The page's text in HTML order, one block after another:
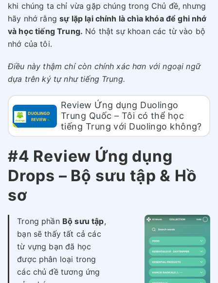
khi chúng ta chỉ vừa gặp chúng trong Chủ đề, nhưng
hãy nhớ rằngsự lặp lại chính là chìa khóa để ghi nhớ
và học tiếng Trung. Nó thật sự khoan các từ vào bộ
nhớ của tôi.
Điều này thậm chí còn chính xác hơn với ngoại ngữ
dựa trên ký tự như tiếng Trung.
Review Ứng dụng Duolingo
Trung Quốc – Tôi có thể học
tiếng Trung với Duolingo không?
#4 Review Ứng dụng
Drops – Bộ sưu tập & Hồ
sơ
Trong phần Bộ sưu tập,
bạn sẽ thấy tất cả các
từ vựng bạn đã học
được phân loại trong
các chủ đề tương ứng